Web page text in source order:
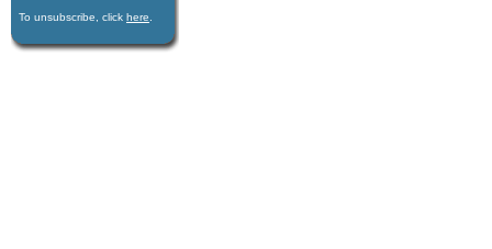
To unsubscribe, click here